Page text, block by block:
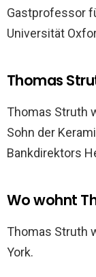
Gastprofessor
Universität
Thomas
Thomas Struth
Sohn der
Bankdirektors
Wo wohnt
Thomas Struth
York.